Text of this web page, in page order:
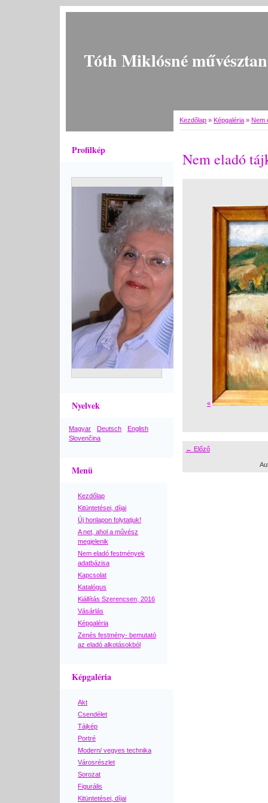
Tóth Miklósné
Profilkép
Nyelvek
Magyar Deutsch
English
Slovenčina
Menü
Kezdőlap
Kitüntetései, díjai
Új honlapon folytatjuk!
A net, ahol a művész
megjelenik
Nem eladó festmények
adatbázisa
Kapcsolat
Katalógus
Kiállítás Szerencsen, 2016
Vásárlás
Képgaléria
Zenés festmény- bemutató
az eladó alkotásokból
Képgaléria
Akt
Csendélet
Tájkép
Portré
Modern/ vegyes technika
Városrészlet
Sorozat
Figurális
Kitüntetései, díjai
Kezdőlap » Képgaléria » Nem
Nem eladó
«
← Előző